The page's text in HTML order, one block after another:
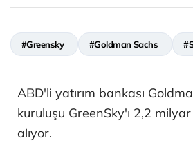
#Greensky #Goldman Sachs
ABD'li yatırım bankası
kuruluşu GreenSky'ı 2,2
alıyor.